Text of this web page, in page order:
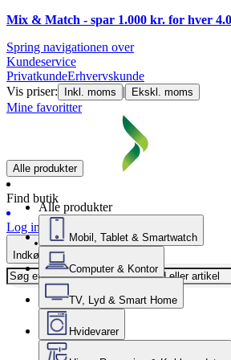
Mix & Match - spar 1.000 kr. for hver
Spring navigationen over
Kundeservice
PrivatkundeErhvervskunde
Vis priser:
Inkl. moms | Ekskl. moms
Mine favoritter
Alle produkter
Find butik
Log ind
Indkøbskurv
Alle produkter
Mobil, Tablet & Smartwatch
Computer & Kontor
TV, Lyd & Smart Home
Hvidevarer